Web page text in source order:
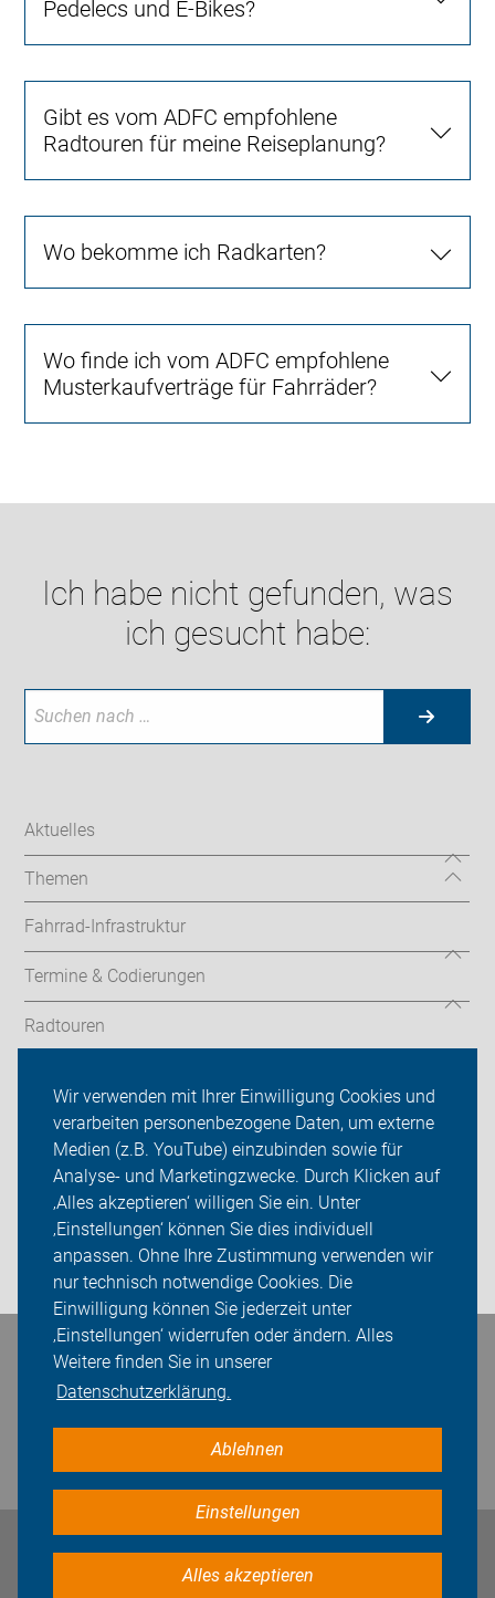
Wir verwenden mit Ihrer Einwilligung Cookies und
verarbeiten personenbezogene Daten, um externe
Medien (z.B. YouTube) einzubinden sowie für
Analyse- und Marketingzwecke. Durch Klicken auf
‚Alles akzeptieren‘ willigen Sie ein. Unter
‚Einstellungen‘ können Sie dies individuell
anpassen. Ohne Ihre Zustimmung verwenden wir
nur technisch notwendige Cookies. Die
Einwilligung können Sie jederzeit unter
‚Einstellungen‘ widerrufen oder ändern. Alles
Weitere finden Sie in unserer
Datenschutzerklärung.
Ablehnen
Einstellungen
Alles akzeptieren
Pedelecs und E-Bikes?
Gibt es vom ADFC empfohlene
Radtouren für meine Reiseplanung?
Wo bekomme ich Radkarten?
Wo finde ich vom ADFC empfohlene
Musterkaufverträge für Fahrräder?
Ich habe nicht gefunden, was
ich gesucht habe:
Aktuelles
Themen
Fahrrad-Infrastruktur
Termine & Codierungen
Radtouren
Über uns
Sei dabei
Presse
Bleiben Sie in Kontakt
Impressum Datenschutz Cookie-Einstellungen